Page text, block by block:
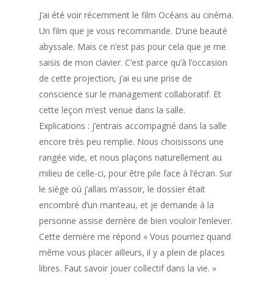
J’ai été voir récemment le film Océans au cinéma.
Un film que je vous recommande. D’une beauté
abyssale. Mais ce n’est pas pour cela que je me
saisis de mon clavier. C’est parce qu’à l’occasion
de cette projection, j’ai eu une prise de
conscience sur le management collaboratif. Et
cette leçon m’est venue dans la salle.
Explications : j’entrais accompagné dans la salle
encore très peu remplie. Nous choisissons une
rangée vide, et nous plaçons naturellement au
milieu de celle-ci, pour être pile face à l’écran. Sur
le siège où j’allais m’assoir, le dossier était
encombré d’un manteau, et je demande à la
personne assise derrière de bien vouloir l’enlever.
Cette dernière me répond « Vous pourriez quand
même vous placer ailleurs, il y a plein de places
libres. Faut savoir jouer collectif dans la vie. »